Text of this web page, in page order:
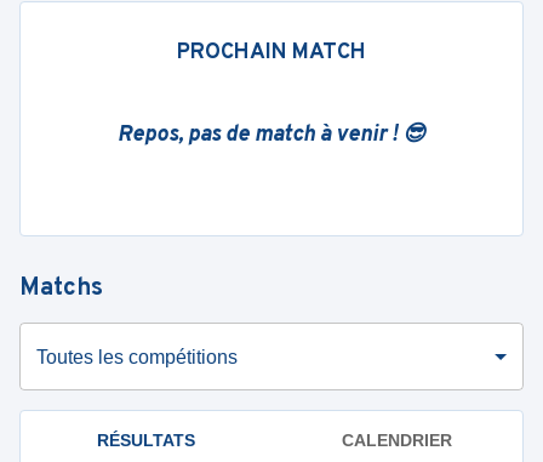
PROCHAIN MATCH
Repos, pas de match à venir ! 😎
Matchs
Toutes les compétitions
RÉSULTATS CALENDRIER